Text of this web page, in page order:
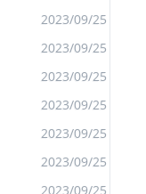
2023/09/25
2023/09/25
2023/09/25
2023/09/25
2023/09/25
2023/09/25
2023/09/25